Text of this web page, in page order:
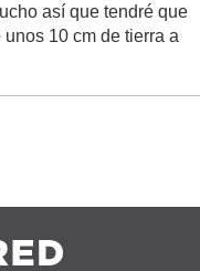
así que tendré que
10 cm de tierra a